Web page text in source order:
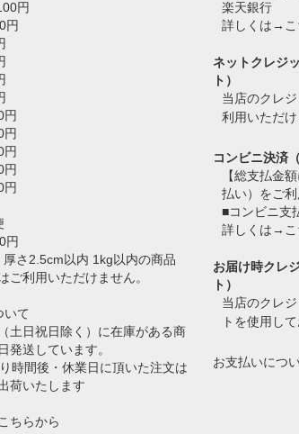
円
円
円
円
円
円
円
円
さ2.5cm以内 1kg以内の商品
利用いただけません。
いて
土日祝日除く）に在庫がある商
発送しています。
時間後・休業日に頂いた注文は
荷いたします
ちらから
楽天銀行
詳しくは→
ネットクレジ
ト）
当店のクレ
利用いただけ
コンビニ決済
【総支払金
払い）をご利
■コンビニ支
詳しくは→
お届け時クレ
ト）
当店のクレ
トを使用し
お支払いにつ